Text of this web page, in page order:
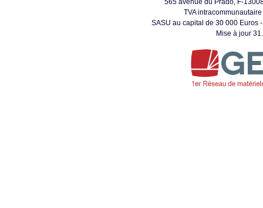
565 avenue du Prado, F-
TVA
SASU au capital de 30 000 Euros
Mise à jour